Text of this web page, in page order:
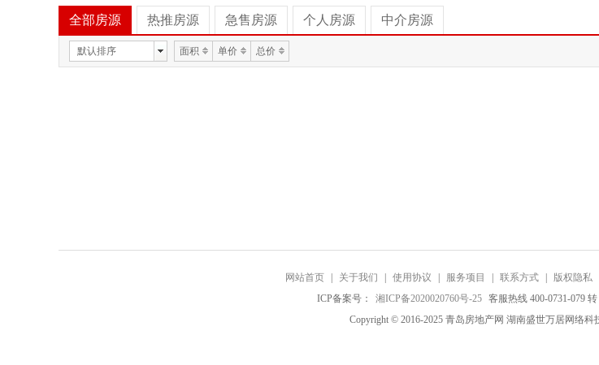
全部房源 热推房源 急售房源 个人房源 中介房源
默认排序 面积 单价 总价
网站首页 关于我们 使用协议 服务项目 联系方式 版权隐私
ICP备案号：
湘ICP备2020020760号-25 客服热线 400-0731-079
Copyright © 2016-2025 青岛房地产网 湖南盛世万居网络科